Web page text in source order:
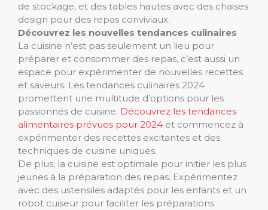
de stockage, et des tables hautes avec des chaises
design pour des repas conviviaux.
Découvrez les nouvelles tendances culinaires
La cuisine n’est pas seulement un lieu pour
préparer et consommer des repas, c’est aussi un
espace pour expérimenter de nouvelles recettes
et saveurs. Les tendances culinaires 2024
promettent une multitude d’options pour les
passionnés de cuisine. Découvrez les tendances
alimentaires prévues pour 2024 et commencez à
expérimenter des recettes excitantes et des
techniques de cuisine uniques.
De plus, la cuisine est optimale pour initier les plus
jeunes à la préparation des repas. Expérimentez
avec des ustensiles adaptés pour les enfants et un
robot cuiseur pour faciliter les préparations